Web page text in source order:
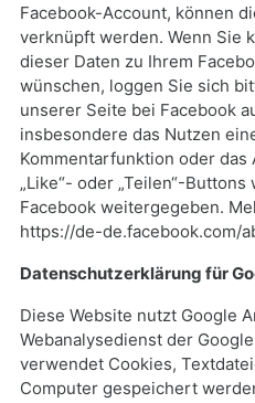
Facebook-Account, können
verknüpft werden. Wenn Sie
dieser Daten zu Ihrem
wünschen, loggen Sie sich
unserer Seite bei Facebook
insbesondere das Nutzen
Kommentarfunktion oder das
„Like“- oder „Teilen“-
Facebook weitergegeben.
https://de-de.facebook.com/
Datenschutzerklärung für
Diese Website nutzt Google
Webanalysedienst der
verwendet Cookies,
Computer gespeichert